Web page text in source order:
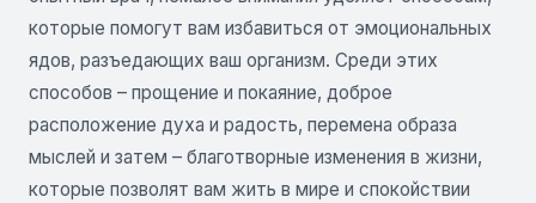
которые помогут вам избавиться от эмоциональных
ядов, разъедающих ваш организм. Среди этих
способов – прощение и покаяние, доброе
расположение духа и радость, перемена образа
мыслей и затем – благотворные изменения в жизни,
которые позволят вам жить в мире и спокойствии